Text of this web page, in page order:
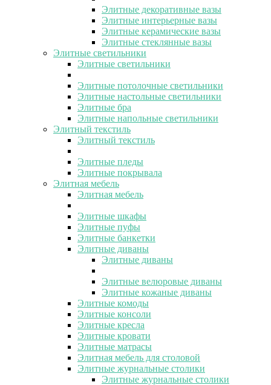
Элитные декоративные вазы
Элитные интерьерные вазы
Элитные керамические вазы
Элитные стеклянные вазы
Элитные светильники
Элитные светильники
Элитные потолочные светильники
Элитные настольные светильники
Элитные бра
Элитные напольные светильники
Элитный текстиль
Элитный текстиль
Элитные пледы
Элитные покрывала
Элитная мебель
Элитная мебель
Элитные шкафы
Элитные пуфы
Элитные банкетки
Элитные диваны
Элитные диваны
Элитные велюровые диваны
Элитные кожаные диваны
Элитные комоды
Элитные консоли
Элитные кресла
Элитные кровати
Элитные матрасы
Элитная мебель для столовой
Элитные журнальные столики
Элитные журнальные столики